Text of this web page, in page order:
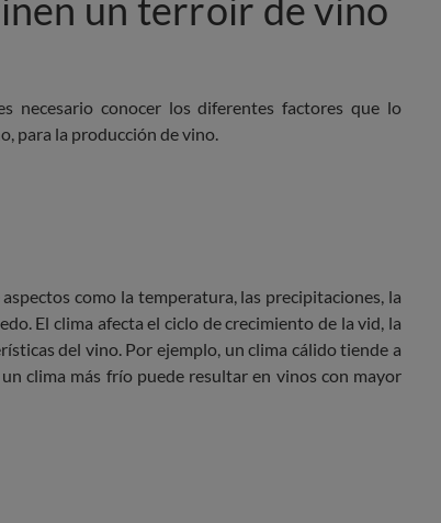
necesario conocer los diferentes factores que lo
para la producción de vino.
como la temperatura, las precipitaciones, la
El clima afecta el ciclo de crecimiento de la vid, la
del vino. Por ejemplo, un clima cálido tiende a
clima más frío puede resultar en vinos con mayor